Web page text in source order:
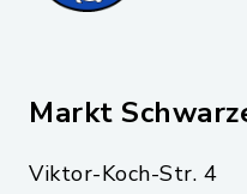
Markt
Viktor-Koch-Str. 4